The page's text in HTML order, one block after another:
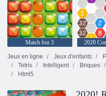
Match fou 3 2020
Jeux en ligne
Jeux d'enfants
Tetris
Intelligent Briques
Html5